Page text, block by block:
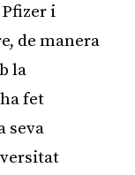
i
de manera
la
fet
seva